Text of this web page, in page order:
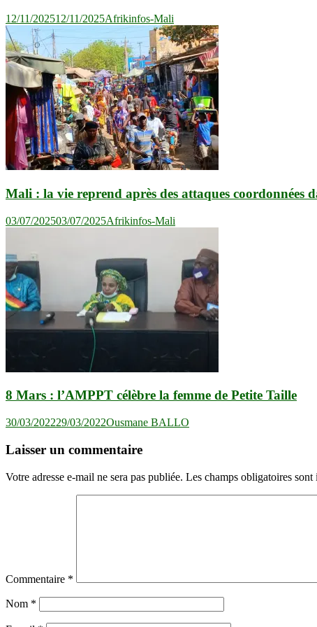
12/11/202512/11/2025Afrikinfos-Mali
Mali : la vie reprend après des attaques coordonnées
03/07/202503/07/2025Afrikinfos-Mali
8 Mars : l’AMPPT célèbre la femme de Petite Taille
30/03/202229/03/2022Ousmane BALLO
Laisser un commentaire
Votre adresse e-mail ne sera pas publiée. Les champs obligatoires sont
Commentaire *
Nom *